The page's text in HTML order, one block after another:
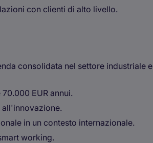
con clienti di alto livello.
consolidata nel settore industriale e
EUR annui.
in un contesto internazionale.
working.